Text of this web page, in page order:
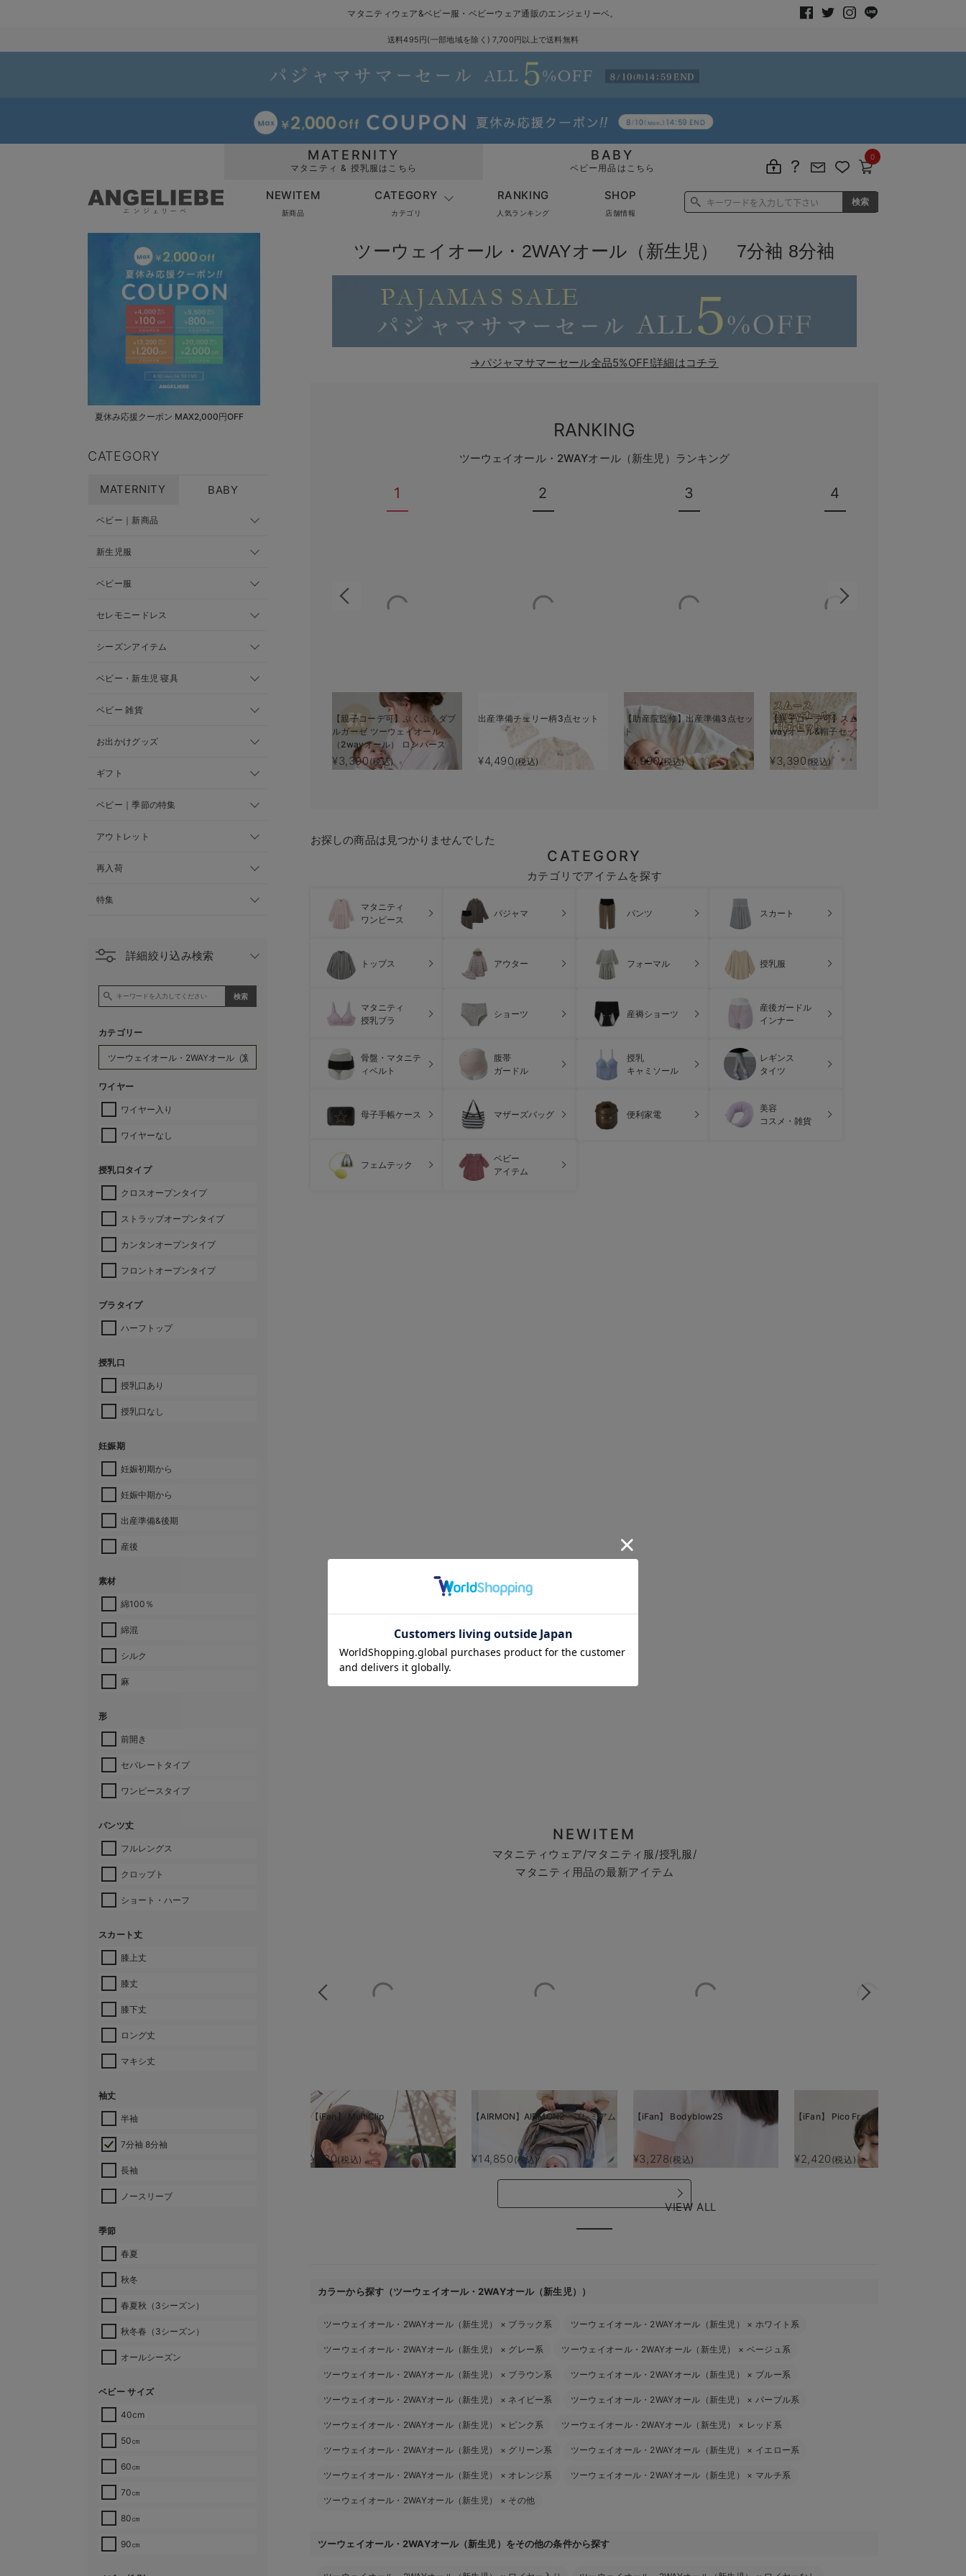
マタニティウェア&ベビー服・ベビーウェア通販のエンジェリーベ。
送料495円(一部地域を除く) 7,700円以上で送料無料
MATERNITY
マタニティ & 授乳服はこちら
BABY
ベビー用品はこちら
0
NEWITEM
新商品
CATEGORY
カテゴリ
RANKING
人気ランキング
SHOP
店舗情報
夏休み応援クーポン MAX2,000円OFF
CATEGORY
MATERNITY BABY
ベビー｜新商品
新生児服
ベビー服
セレモニードレス
シーズンアイテム
ベビー・新生児 寝具
ベビー 雑貨
お出かけグッズ
ギフト
ベビー｜季節の特集
アウトレット
再入荷
特集
詳細絞り込み検索
カテゴリー
ワイヤー
ワイヤー入り
ワイヤーなし
授乳口タイプ
クロスオープンタイプ
ストラップオープンタイプ
カンタンオープンタイプ
フロントオープンタイプ
ブラタイプ
ハーフトップ
授乳口
授乳口あり
授乳口なし
妊娠期
妊娠初期から
妊娠中期から
出産準備&後期
産後
素材
綿100％
綿混
シルク
麻
形
前開き
セパレートタイプ
ワンピースタイプ
パンツ丈
フルレングス
クロップト
ショート・ハーフ
スカート丈
膝上丈
膝丈
膝下丈
ロング丈
マキシ丈
袖丈
半袖
7分袖 8分袖
長袖
ノースリーブ
季節
春夏
秋冬
春夏秋（3シーズン）
秋冬春（3シーズン）
オールシーズン
ベビー サイズ
40cm
50㎝
60㎝
70㎝
80㎝
90㎝
ツーウェイオール・2WAYオール（新生児） 7分袖 8分袖
→パジャマサマーセール全品5%OFF!詳細はコチラ
RANKING
ツーウェイオール・2WAYオール（新生児）ランキング
1
【親子コーデ可】ぷくぷくダブ
ルガーゼ ツーウェイオール
（2wayオール） ロンパース
¥3,390 (税込)
2
出産準備チェリー柄3点セット
¥4,490 (税込)
3
【助産院監修】出産準備3点セッ
ト
¥4,990(税込)
4
【親子コーデ可】スムース２
wayオール&帽子セット
¥3,390 (税込)
お探しの商品は見つかりませんでした
CATEGORY
カテゴリでアイテムを探す
マタニティ
ワンピース
パジャマ パンツ スカート
トップス アウター フォーマル 授乳服
マタニティ
授乳ブラ
ショーツ 産褥ショーツ
産後ガードル
インナー
骨盤・マタニテ
ィベルト
腹帯
ガードル
授乳
キャミソール
レギンス
タイツ
母子手帳ケース マザーズバッグ 便利家電
美容
コスメ・雑貨
フェムテック
ベビー
アイテム
NEWITEM
マタニティウェア/マタニティ服/授乳服/
マタニティ用品の最新アイテム
【iFan】 MultiClip
¥880(税込)
【AIRMON】AIRMON2 プレミアム
¥14,850 (税込)
【iFan】 Bodyblow2S
¥3,278(税込)
【iFan】 Pico Freeze
¥2,420 (税込)
VIEW ALL
カラーから探す（ツーウェイオール・2WAYオール（新生児））
ツーウェイオール・2WAYオール（新生児） × ブラック系 ツーウェイオール・2WAYオール（新生児） × ホワイト系
ツーウェイオール・2WAYオール（新生児） × グレー系 ツーウェイオール・2WAYオール（新生児） × ベージュ系
ツーウェイオール・2WAYオール（新生児） × ブラウン系 ツーウェイオール・2WAYオール（新生児） × ブルー系
ツーウェイオール・2WAYオール（新生児） × ネイビー系 ツーウェイオール・2WAYオール（新生児） × パープル系
ツーウェイオール・2WAYオール（新生児） × ピンク系 ツーウェイオール・2WAYオール（新生児） × レッド系
ツーウェイオール・2WAYオール（新生児） × グリーン系 ツーウェイオール・2WAYオール（新生児） × イエロー系
ツーウェイオール・2WAYオール（新生児） × オレンジ系 ツーウェイオール・2WAYオール（新生児） × マルチ系
ツーウェイオール・2WAYオール（新生児） × その他
ツーウェイオール・2WAYオール（新生児）をその他の条件から探す
お気に入り商品を確認する